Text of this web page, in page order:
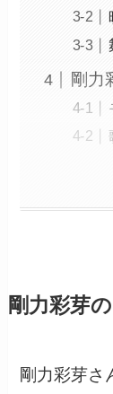
剛力
剛力彩芽
剛力彩芽さ